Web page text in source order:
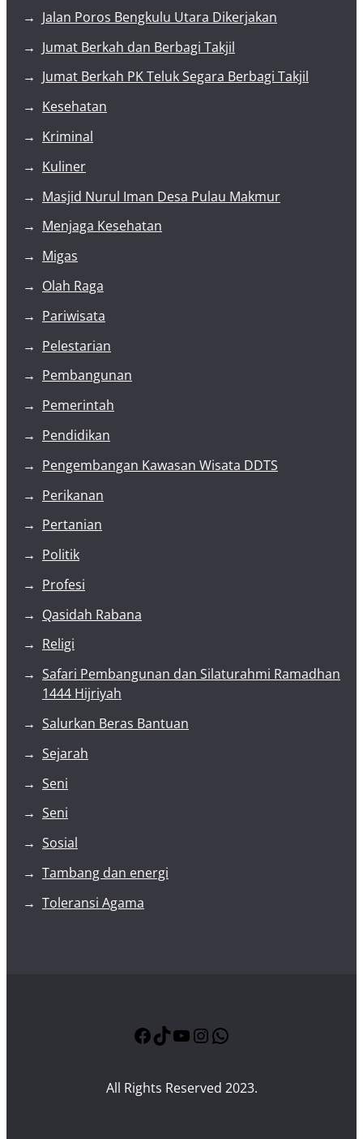
Jalan Poros Bengkulu Utara Dikerjakan
Jumat Berkah dan Berbagi Takjil
Jumat Berkah PK Teluk Segara Berbagi Takjil
Kesehatan
Kriminal
Kuliner
Masjid Nurul Iman Desa Pulau Makmur
Menjaga Kesehatan
Migas
Olah Raga
Pariwisata
Pelestarian
Pembangunan
Pemerintah
Pendidikan
Pengembangan Kawasan Wisata DDTS
Perikanan
Pertanian
Politik
Profesi
Qasidah Rabana
Religi
Safari Pembangunan dan Silaturahmi Ramadhan
1444 Hijriyah
Salurkan Beras Bantuan
Sejarah
Seni
Seni
Sosial
Tambang dan energi
Toleransi Agama
Facebook
TikTok
YouTube
Instagram
WhatsApp
All Rights Reserved 2023.